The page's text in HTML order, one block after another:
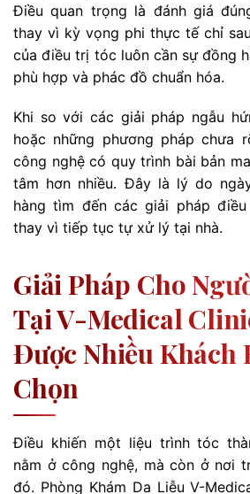
Điều quan trọng là đánh giá
thay vì kỳ vọng phi thực tế chỉ
của điều trị tóc luôn cần sự đồng
phù hợp và phác đồ chuẩn hóa.
Khi so với các giải pháp ngẫu
hoặc những phương pháp chưa
công nghệ có quy trình bài bản
tâm hơn nhiều. Đây là lý do
hàng tìm đến các giải pháp
thay vì tiếp tục tự xử lý tại nhà.
Giải Pháp Cho
Tại V-Medical
Được Nhiều Khách
Chọn
Điều khiến một liệu trình tóc
nằm ở công nghệ, mà còn ở nơi
đó. Phòng Khám Da Liễu V-